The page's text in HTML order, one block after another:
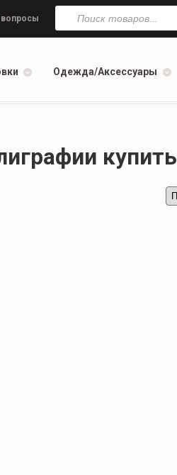
Поиск
товаров
Одежда/Аксессуары
купить